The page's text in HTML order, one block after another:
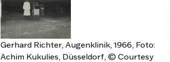
Gerhard Richter, Augenklinik, 1966, Foto:
Achim Kukulies, Düsseldorf, © Courtesy